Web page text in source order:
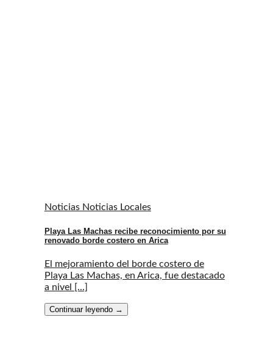
Noticias Noticias Locales
Playa Las Machas recibe reconocimiento por su
renovado borde costero en Arica
El mejoramiento del borde costero de
Playa Las Machas, en Arica, fue destacado
a nivel [...]
Continuar leyendo →